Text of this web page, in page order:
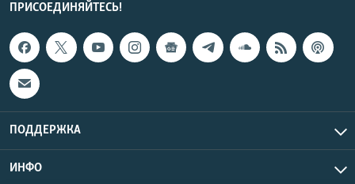
ПРИСОЕДИНЯЙТЕСЬ!
ПОДДЕРЖКА
ИНФО